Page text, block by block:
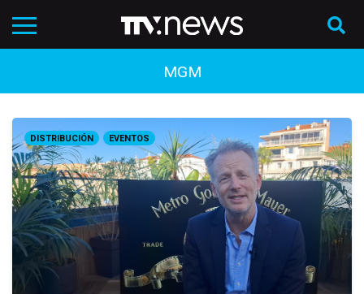
MGM
DISTRIBUCIÓN EVENTOS